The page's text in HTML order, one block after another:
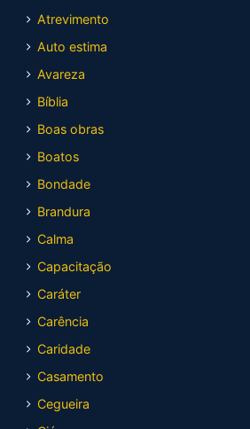
Atrevimento
Auto estima
Avareza
Bíblia
Boas obras
Boatos
Bondade
Brandura
Calma
Capacitação
Caráter
Carência
Caridade
Casamento
Cegueira